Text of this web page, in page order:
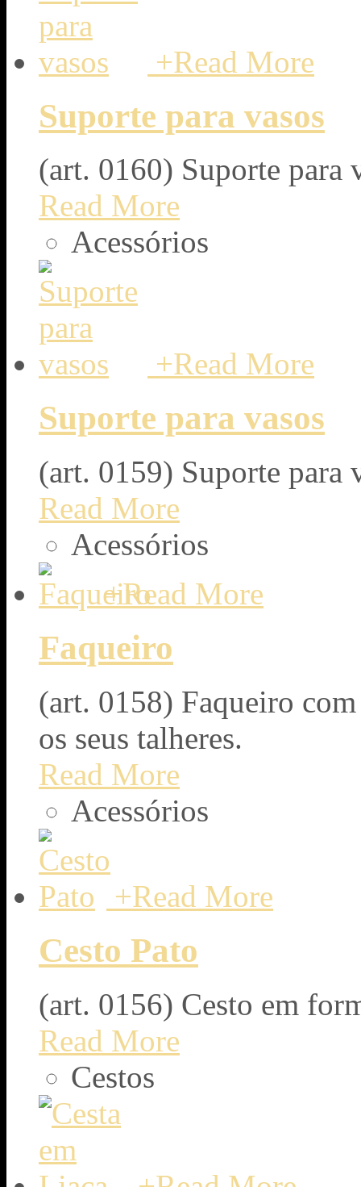
+Read More
Suporte para vasos
(art. 0160) Suporte para
Read More
Acessórios
+Read More
Suporte para vasos
(art. 0159) Suporte para
Read More
Acessórios
+Read More
Faqueiro
(art. 0158) Faqueiro
os seus talheres.
Read More
Acessórios
+Read More
Cesto Pato
(art. 0156) Cesto em
Read More
Cestos